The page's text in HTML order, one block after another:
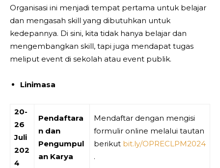
Organisasi ini menjadi tempat pertama untuk belajar
dan mengasah skill yang dibutuhkan untuk
kedepannya. Di sini, kita tidak hanya belajar dan
mengembangkan skill, tapi juga mendapat tugas
meliput event di sekolah atau event publik.
Linimasa
20-
26
Juli
202
4
Pendaftara
n dan
Pengumpul
an Karya
Mendaftar dengan mengisi
formulir online melalui tautan
berikut bit.ly/OPRECLPM2024
.